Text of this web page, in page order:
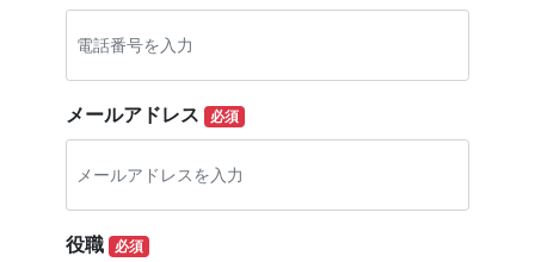
メールアドレス 必須
役職 必須